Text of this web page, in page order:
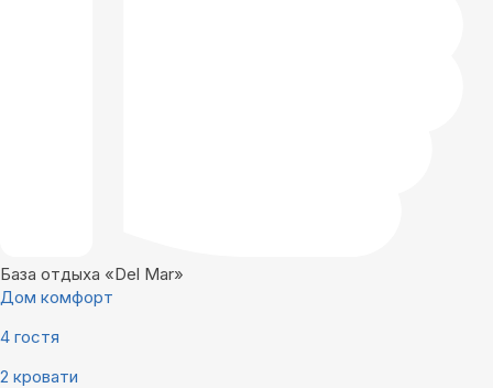
База отдыха «Del Mar»
Дом комфорт
4 гостя
2 кровати